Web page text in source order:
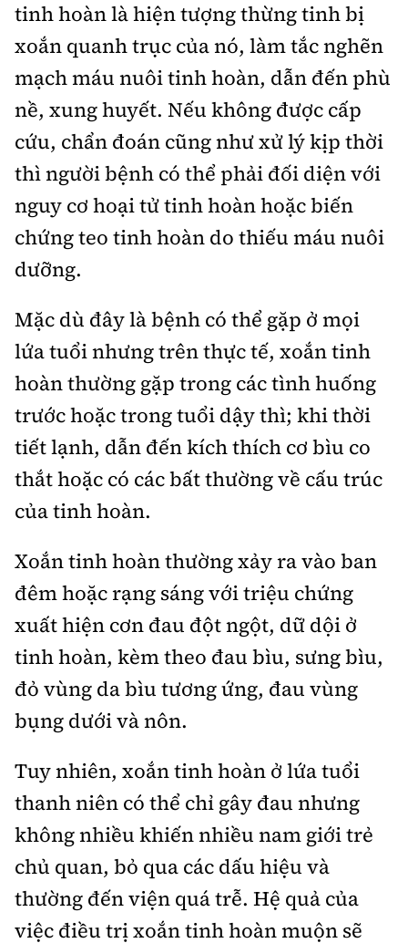
tinh hoàn là hiện tượng thừng tinh bị
xoắn quanh trục của nó, làm tắc nghẽn
mạch máu nuôi tinh hoàn, dẫn đến phù
nề, xung huyết. Nếu không được cấp
cứu, chẩn đoán cũng như xử lý kịp thời
thì người bệnh có thể phải đối diện với
nguy cơ hoại tử tinh hoàn hoặc biến
chứng teo tinh hoàn do thiếu máu nuôi
dưỡng.
Mặc dù đây là bệnh có thể gặp ở mọi
lứa tuổi nhưng trên thực tế, xoắn tinh
hoàn thường gặp trong các tình huống
trước hoặc trong tuổi dậy thì; khi thời
tiết lạnh, dẫn đến kích thích cơ bìu co
thắt hoặc có các bất thường về cấu trúc
của tinh hoàn.
Xoắn tinh hoàn thường xảy ra vào ban
đêm hoặc rạng sáng với triệu chứng
xuất hiện cơn đau đột ngột, dữ dội ở
tinh hoàn, kèm theo đau bìu, sưng bìu,
đỏ vùng da bìu tương ứng, đau vùng
bụng dưới và nôn.
Tuy nhiên, xoắn tinh hoàn ở lứa tuổi
thanh niên có thể chỉ gây đau nhưng
không nhiều khiến nhiều nam giới trẻ
chủ quan, bỏ qua các dấu hiệu và
thường đến viện quá trễ. Hệ quả của
việc điều trị xoắn tinh hoàn muộn sẽ